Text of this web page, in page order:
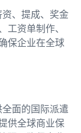
、提成、奖金
工资单制作、
保企业在全球
面的国际派遣
供全球商业保